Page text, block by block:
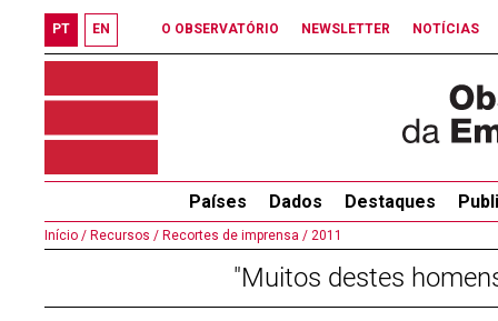
PT EN O OBSERVATÓRIO NEWSLETTER NOTÍCIAS
Países Dados Destaques
Início / Recursos / Recortes de imprensa / 2011
"Muitos destes